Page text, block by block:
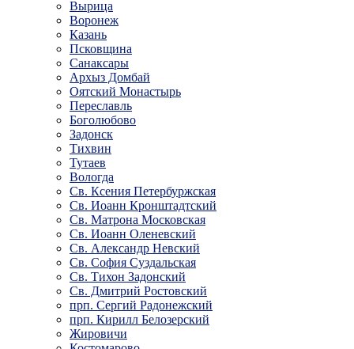
Вырица
Воронеж
Казань
Псковщина
Санаксары
Архыз Домбай
Оятский Монастырь
Переславль
Боголюбово
Задонск
Тихвин
Тутаев
Вологда
Св. Ксения Петербуржская
Св. Иоанн Кронштадтский
Св. Матрона Московская
Св. Иоанн Оленевский
Св. Александр Невский
Св. София Суздальская
Св. Тихон Задонский
Св. Дмитрий Ростовский
прп. Сергий Радонежский
прп. Кирилл Белозерский
Жировичи